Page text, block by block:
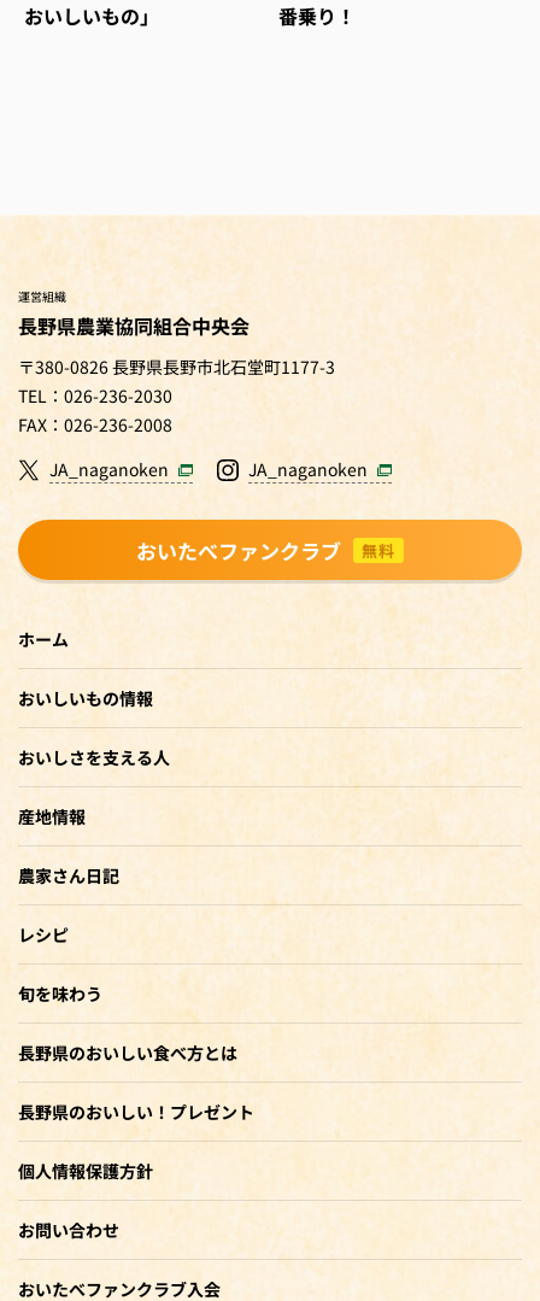
おいしいもの」
番乗り！
運営組織
長野県農業協同組合中央会
〒380-0826 長野県長野市北石堂町1177-3
TEL：026-236-2030
FAX：026-236-2008
JA_naganoken
JA_naganoken
おいたべファンクラブ 無料
ホーム
おいしいもの情報
おいしさを支える人
産地情報
農家さん日記
レシピ
旬を味わう
長野県のおいしい食べ方とは
長野県のおいしい！プレゼント
個人情報保護方針
お問い合わせ
おいたべファンクラブ入会